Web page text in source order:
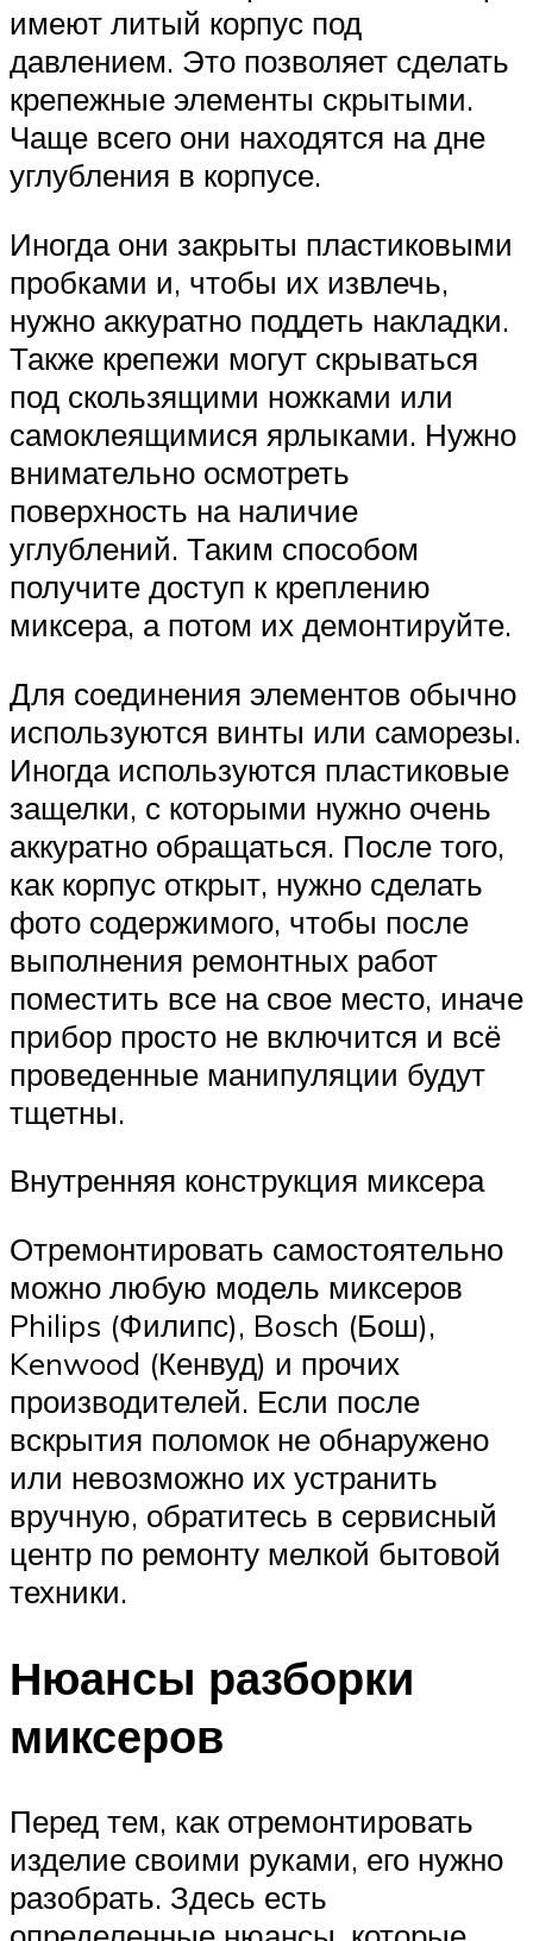
имеют литый корпус под
давлением. Это позволяет сделать
крепежные элементы скрытыми.
Чаще всего они находятся на дне
углубления в корпусе.
Иногда они закрыты пластиковыми
пробками и, чтобы их извлечь,
нужно аккуратно поддеть накладки.
Также крепежи могут скрываться
под скользящими ножками или
самоклеящимися ярлыками. Нужно
внимательно осмотреть
поверхность на наличие
углублений. Таким способом
получите доступ к креплению
миксера, а потом их демонтируйте.
Для соединения элементов обычно
используются винты или саморезы.
Иногда используются пластиковые
защелки, с которыми нужно очень
аккуратно обращаться. После того,
как корпус открыт, нужно сделать
фото содержимого, чтобы после
выполнения ремонтных работ
поместить все на свое место, иначе
прибор просто не включится и всё
проведенные манипуляции будут
тщетны.
Внутренняя конструкция миксера
Отремонтировать самостоятельно
можно любую модель миксеров
Philips (Филипс), Bosch (Бош),
Kenwood (Кенвуд) и прочих
производителей. Если после
вскрытия поломок не обнаружено
или невозможно их устранить
вручную, обратитесь в сервисный
центр по ремонту мелкой бытовой
техники.
Нюансы разборки
миксеров
Перед тем, как отремонтировать
изделие своими руками, его нужно
разобрать. Здесь есть